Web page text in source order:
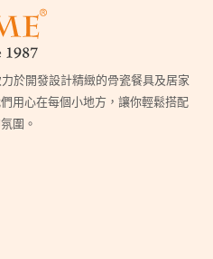
於開發設計精緻的骨瓷餐具及居家
用心在每個小地方，讓你輕鬆搭配
圍。